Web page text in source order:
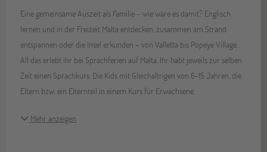
Eine gemeinsame Auszeit als Familie – wie wäre es damit? Englisch
lernen und in der Freizeit Malta entdecken, zusammen am Strand
entspannen oder die Insel erkunden – von Valletta bis Popeye Village.
All das erlebt ihr bei Sprachferien auf Malta. Ihr habt jeweils zur selben
Zeit einen Sprachkurs. Die Kids mit Gleichaltrigen von 6-15 Jahren, die
Eltern bzw. ein Elternteil in einem Kurs für Erwachsene.
Mehr anzeigen